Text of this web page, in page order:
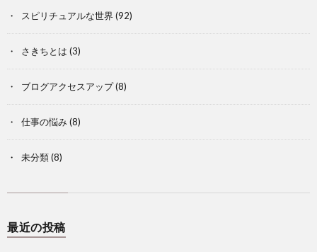
スピリチュアルな世界 (92)
さきちとは (3)
ブログアクセスアップ(8)
仕事の悩み(8)
未分類(8)
最近の投稿